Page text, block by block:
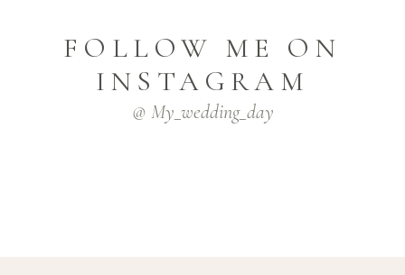
FOLLOW ME ON
INSTAGRAM
@ My_wedding_day